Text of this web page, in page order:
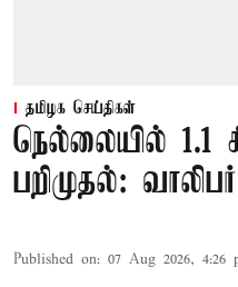
தமிழக செய்திகள்
நெல்லையில் 1.1
பறிமுதல்:
Published on: 07 Aug 2026, 4:26